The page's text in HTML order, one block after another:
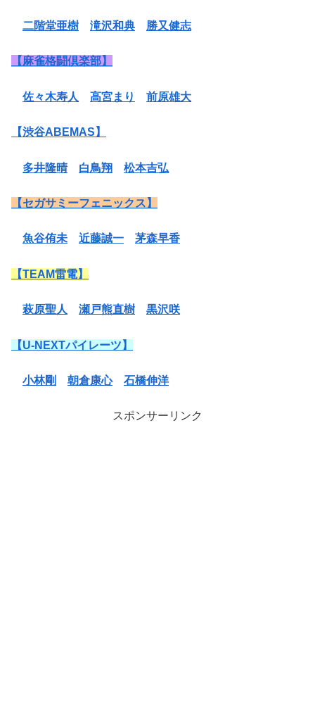
二階堂亜樹 滝沢和典 勝又健志
【麻雀格闘倶楽部】
佐々木寿人 高宮まり 前原雄大
【渋谷ABEMAS】
多井隆晴 白鳥翔 松本吉弘
【セガサミーフェニックス】
魚谷侑未 近藤誠一 茅森早香
【TEAM雷電】
萩原聖人 瀬戸熊直樹 黒沢咲
【U-NEXTパイレーツ】
小林剛 朝倉康心 石橋伸洋
スポンサーリンク